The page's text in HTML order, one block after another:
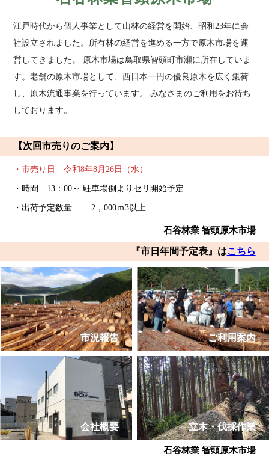
江戸時代から個人事業として山林の経営を開始、昭和23年に会
社設立されました。所有林の経営を進める一方で原木市場を運
営してきました。 原木市場は鳥取県智頭町市瀬に所在していま
す。老舗の原木市場として、西日本一円の優良原木を広く集荷
し、原木流通事業を行っています。 みなさまのご利用をお待ち
しております。
【次回市売りのご案内】
・市売り日 令和8年8月26日（水）
・時間 13：00～ 駐車場側よりセリ開始予定
・出荷予定数量 2，000ｍ3以上
石谷林業 智頭原木市場
『市日年間予定表』はこちら
市況報告 ご利用案内
会社概要 立木・伐採作業
石谷林業 智頭原木市場